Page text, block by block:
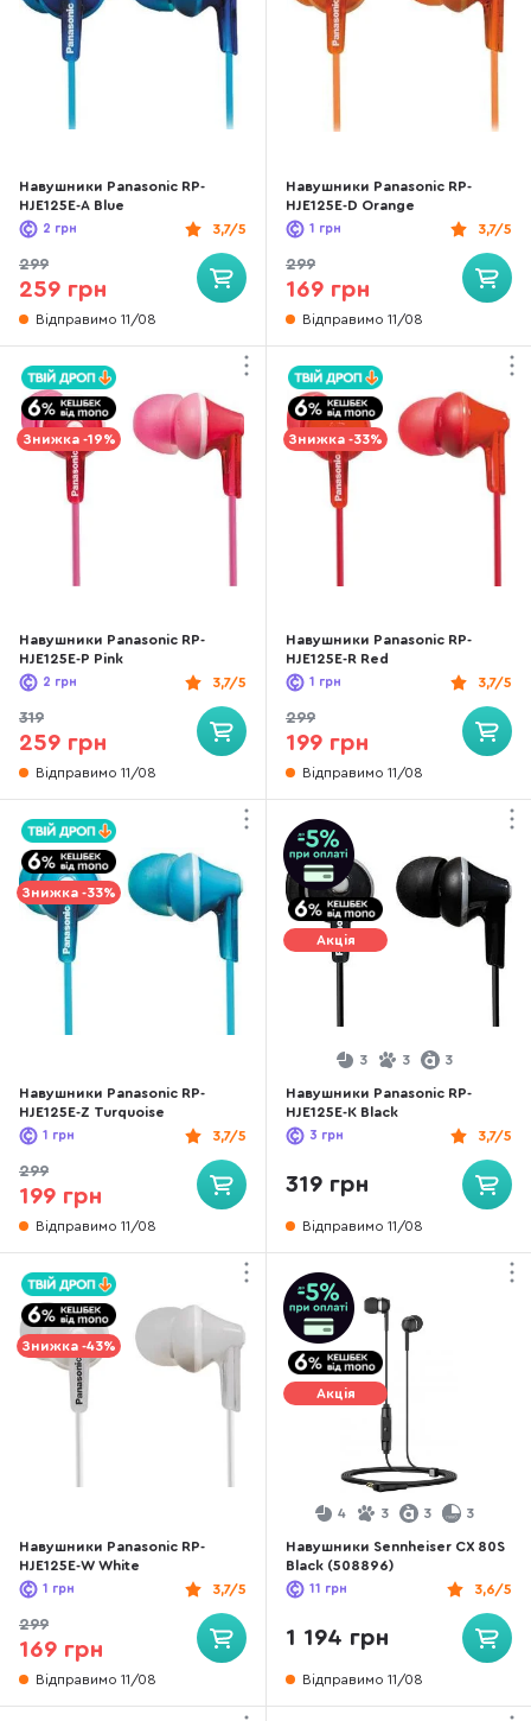
Навушники Panasonic RP-
HJE125E-A Blue
3,7/5
2 грн
299
259 грн
Відправимо 11/08
Навушники Panasonic RP-
HJE125E-D Orange
3,7/5
1 грн
299
169 грн
Відправимо 11/08
Знижка -19%
Навушники Panasonic RP-
HJE125E-P Pink
3,7/5
2 грн
319
259 грн
Відправимо 11/08
Знижка -33%
Навушники Panasonic RP-
HJE125E-R Red
3,7/5
1 грн
299
199 грн
Відправимо 11/08
Знижка -33%
Навушники Panasonic RP-
HJE125E-Z Turquoise
3,7/5
1 грн
299
199 грн
Відправимо 11/08
Акція
3 3 3
Навушники Panasonic RP-
HJE125E-K Black
3,7/5
3 грн
319 грн
Відправимо 11/08
Знижка -43%
Навушники Panasonic RP-
HJE125E-W White
3,7/5
1 грн
299
169 грн
Відправимо 11/08
Акція
4 3 3 3
Навушники Sennheiser CX 80S
Black (508896)
3,6/5
11 грн
1 194 грн
Відправимо 11/08